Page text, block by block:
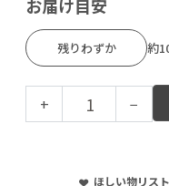
お届け目安
残りわずか 約
+ −
ほしい物リス